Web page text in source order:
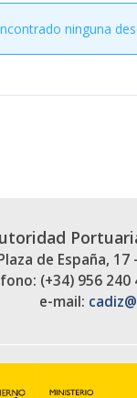
ninguna
de España, 17
(+34) 956 240
e-mail: